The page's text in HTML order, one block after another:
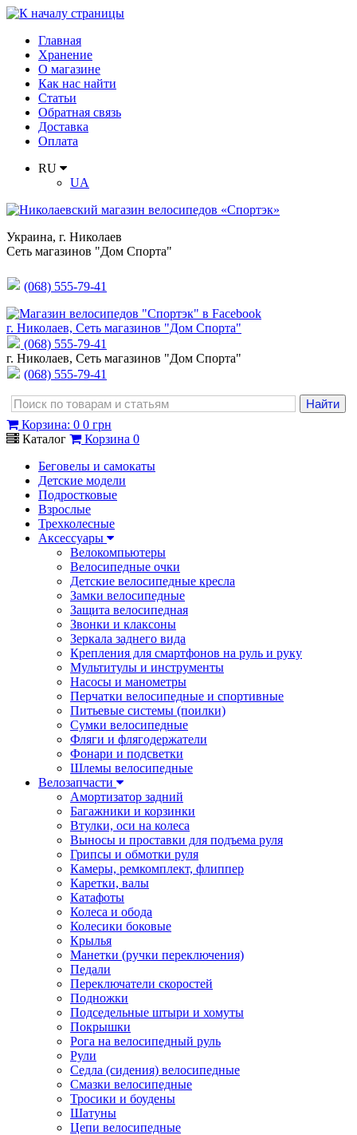
Главная
Хранение
О магазине
Как нас найти
Статьи
Обратная связь
Доставка
Оплата
RU
UA
Украина, г. Николаев
Сеть магазинов "Дом Спорта"
(068) 555-79-41
г. Николаев, Сеть магазинов "Дом Спорта"
(068) 555-79-41
г. Николаев, Сеть магазинов "Дом Спорта"
(068) 555-79-41
Корзина: 0 0 грн
Каталог
Корзина 0
Беговелы и самокаты
Детские модели
Подростковые
Взрослые
Трехколесные
Аксессуары
Велокомпьютеры
Велосипедные очки
Детские велосипедные кресла
Замки велосипедные
Защита велосипедная
Звонки и клаксоны
Зеркала заднего вида
Крепления для смартфонов на руль и руку
Мультитулы и инструменты
Насосы и манометры
Перчатки велосипедные и спортивные
Питьевые системы (поилки)
Сумки велосипедные
Фляги и флягодержатели
Фонари и подсветки
Шлемы велосипедные
Велозапчасти
Амортизатор задний
Багажники и корзинки
Втулки, оси на колеса
Выносы и проставки для подъема руля
Грипсы и обмотки руля
Камеры, ремкомплект, флиппер
Каретки, валы
Катафоты
Колеса и обода
Колесики боковые
Крылья
Манетки (ручки переключения)
Педали
Переключатели скоростей
Подножки
Подседельные штыри и хомуты
Покрышки
Рога на велосипедный руль
Рули
Седла (сидения) велосипедные
Смазки велосипедные
Тросики и боудены
Шатуны
Цепи велосипедные